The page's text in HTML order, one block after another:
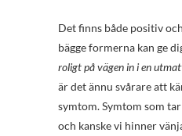
Det finns både positiv
bägge formerna kan ge
roligt på vägen in i en
är det ännu svårare att
symtom. Symtom som
och kanske vi hinner